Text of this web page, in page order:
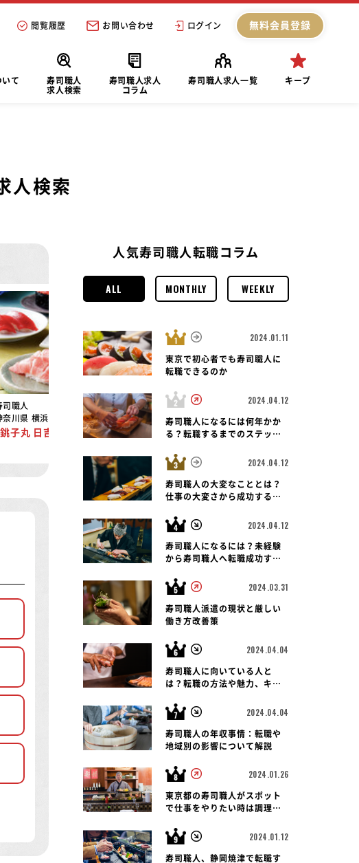
閲覧履歴 お問い合わせ ログイン 無料会員登録
いて
寿司職人
求人検索
寿司職人求人
コラム
寿司職人求人一覧 キープ
人検索
司職人
奈川県 横浜市港北区
子丸 日吉店
寿司職人
神奈川県 横浜市都筑区
金沢まいもん寿司 センター南
人気寿司職人転職コラム
ALL MONTHLY WEEKLY
2024.01.11
東京で初心者でも寿司職人に
転職できるのか
2024.04.12
寿司職人になるには何年かか
る？転職するまでのステップ
2024.04.12
寿司職人の大変なこととは？
仕事の大変さから成功する転
2024.04.12
寿司職人になるには？未経験
から寿司職人へ転職成功する
2024.03.31
寿司職人派遣の現状と厳しい
働き方改善策
2024.04.04
寿司職人に向いている人と
は？転職の方法や魅力、キャ
説！
2024.04.04
寿司職人の年収事情：転職や
地域別の影響について解説
2024.01.26
東京都の寿司職人がスポット
で仕事をやりたい時は調理師
2024.01.12
寿司職人、静岡焼津で転職す